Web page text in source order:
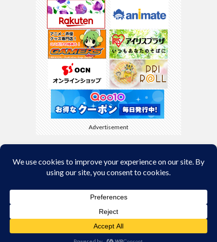
Advertisement
Back to Top
© Copyright 2026kyamaBlog